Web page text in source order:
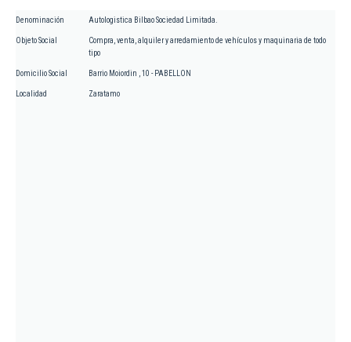
Denominación Autologistica Bilbao Sociedad Limitada.
Objeto Social
Compra, venta, alquiler y arredamiento de vehículos y maquinaria de todo
tipo
Domicilio Social Barrio Moiordin , 10 - PABELLON
Localidad Zaratamo